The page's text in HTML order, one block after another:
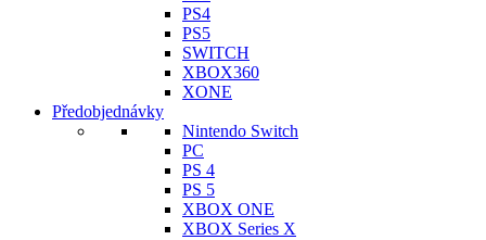
PS4
PS5
SWITCH
XBOX360
XONE
Předobjednávky
Nintendo Switch
PC
PS 4
PS 5
XBOX ONE
XBOX Series X